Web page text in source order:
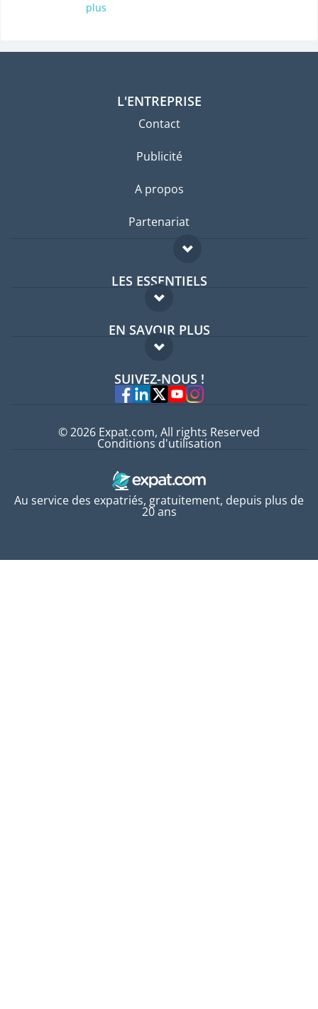
plus
L'ENTREPRISE
Contact
Publicité
A propos
Partenariat
LES ESSENTIELS
Forum expatriés
Guides pays
EN SAVOIR PLUS
FAQ
Experts
SUIVEZ-NOUS !
Au service des expatriés, gratuitement, depuis plus de
20 ans
© 2026 Expat.com, All rights Reserved
Conditions d'utilisation